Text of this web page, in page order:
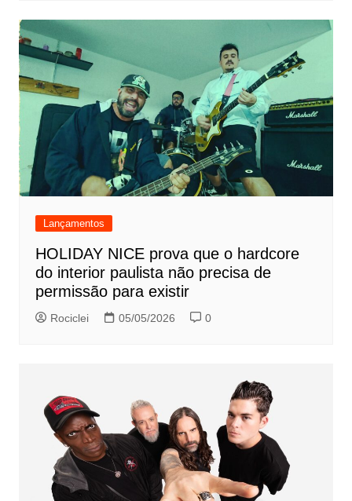
Lançamentos
HOLIDAY NICE prova que o hardcore
do interior paulista não precisa de
permissão para existir
Rociclei 05/05/2026 0